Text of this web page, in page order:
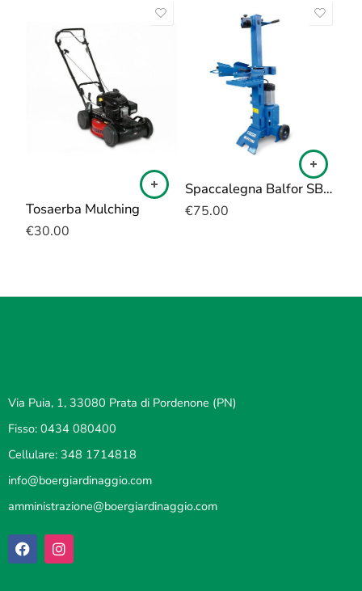
Tosaerba Mulching
€30.00
Spaccalegna Balfor SBF 700
€75.00
Via Puia, 1, 33080 Prata di Pordenone (PN)
Fisso: 0434 080400
Cellulare: 348 1714818
info@boergiardinaggio.com
amministrazione@boergiardinaggio.com